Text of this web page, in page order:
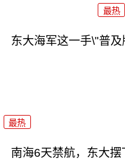
最热
东大海军这一手\"普及
最热
南海6天禁航，东大摆